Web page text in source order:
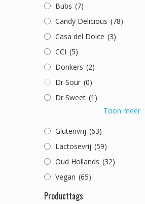
Bubs (7)
Candy Delicious (78)
Casa del Dolce (3)
CCI (5)
Donkers (2)
Dr Sour (0)
Dr Sweet (1)
Toon meer
Glutenvrij (63)
Lactosevrij (59)
Oud Hollands (32)
Vegan (65)
Producttags